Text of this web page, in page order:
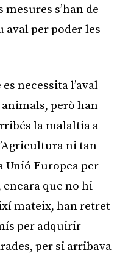
s’han de
aval per poder-les
necessita l’aval
però han
la malaltia a
ni tan
Unió Europea per
que no hi
mateix, han retret
per adquirir
per si arribava